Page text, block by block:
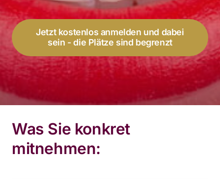
Jetzt kostenlos anmelden und dabei
sein - die Plätze sind begrenzt
Was Sie konkret
mitnehmen: